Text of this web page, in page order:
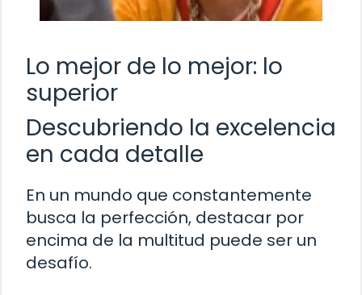
Lo mejor de lo mejor: lo
superior
Descubriendo la excelencia
en cada detalle
En un mundo que constantemente
busca la perfección, destacar por
encima de la multitud puede ser un
desafío.